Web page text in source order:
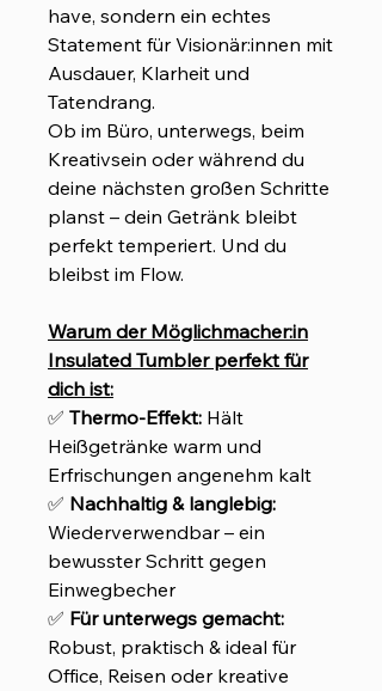
have, sondern ein echtes
Statement für Visionär:innen mit
Ausdauer, Klarheit und
Tatendrang.
Ob im Büro, unterwegs, beim
Kreativsein oder während du
deine nächsten großen Schritte
planst – dein Getränk bleibt
perfekt temperiert. Und du
bleibst im Flow.
Warum der Möglichmacher:in
Insulated Tumbler perfekt für
dich ist:
✅ Thermo-Effekt: Hält
Heißgetränke warm und
Erfrischungen angenehm kalt
✅ Nachhaltig & langlebig:
Wiederverwendbar – ein
bewusster Schritt gegen
Einwegbecher
✅ Für unterwegs gemacht:
Robust, praktisch & ideal für
Office, Reisen oder kreative